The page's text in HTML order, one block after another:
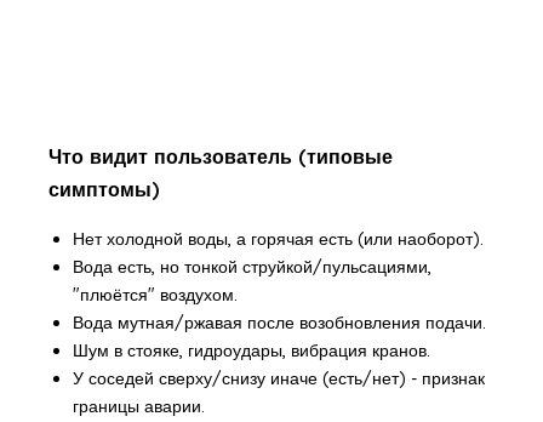
Что видит пользователь (типовые
симптомы)
Нет холодной воды, а горячая есть (или наоборот).
Вода есть, но тонкой струйкой/пульсациями,
"плюётся" воздухом.
Вода мутная/ржавая после возобновления подачи.
Шум в стояке, гидроудары, вибрация кранов.
У соседей сверху/снизу иначе (есть/нет) - признак
границы аварии.